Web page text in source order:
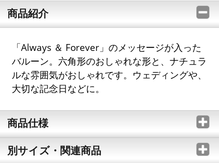
商品紹介
「Always ＆ Forever」のメッセージが入った
バルーン。六角形のおしゃれな形と、ナチュラ
ルな雰囲気がおしゃれです。ウェディングや、
大切な記念日などに。
商品仕様
別サイズ・関連商品